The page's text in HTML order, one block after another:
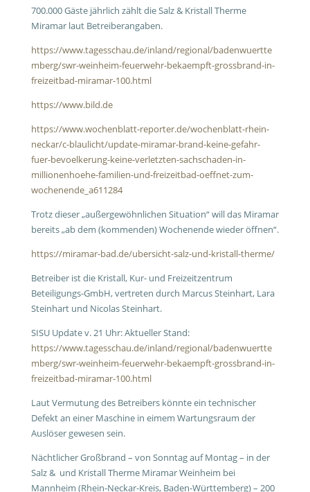
700.000 Gäste jährlich zählt die Salz & Kristall Therme
Miramar laut Betreiberangaben.
https://www.tagesschau.de/inland/regional/badenwuertte
mberg/swr-weinheim-feuerwehr-bekaempft-grossbrand-in-
freizeitbad-miramar-100.html
https://www.bild.de
https://www.wochenblatt-reporter.de/wochenblatt-rhein-
neckar/c-blaulicht/update-miramar-brand-keine-gefahr-
fuer-bevoelkerung-keine-verletzten-sachschaden-in-
millionenhoehe-familien-und-freizeitbad-oeffnet-zum-
wochenende_a611284
Trotz dieser „außergewöhnlichen Situation“ will das Miramar
bereits „ab dem (kommenden) Wochenende wieder öffnen“.
https://miramar-bad.de/ubersicht-salz-und-kristall-therme/
Betreiber ist die Kristall, Kur- und Freizeitzentrum
Beteiligungs-GmbH, vertreten durch Marcus Steinhart, Lara
Steinhart und Nicolas Steinhart.
SISU Update v. 21 Uhr: Aktueller Stand:
https://www.tagesschau.de/inland/regional/badenwuertte
mberg/swr-weinheim-feuerwehr-bekaempft-grossbrand-in-
freizeitbad-miramar-100.html
Laut Vermutung des Betreibers könnte ein technischer
Defekt an einer Maschine in eimem Wartungsraum der
Auslöser gewesen sein.
Nächtlicher Großbrand – von Sonntag auf Montag – in der
Salz & und Kristall Therme Miramar Weinheim bei
Mannheim (Rhein-Neckar-Kreis, Baden-Württemberg) – 200